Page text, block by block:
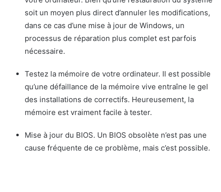
soit un moyen plus direct d’annuler les modifications,
dans ce cas d’une mise à jour de Windows, un
processus de réparation plus complet est parfois
nécessaire.
Testez la mémoire de votre ordinateur. Il est possible
qu’une défaillance de la mémoire vive entraîne le gel
des installations de correctifs. Heureusement, la
mémoire est vraiment facile à tester.
Mise à jour du BIOS. Un BIOS obsolète n’est pas une
cause fréquente de ce problème, mais c’est possible.